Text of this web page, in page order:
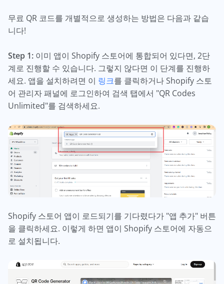
무료 QR 코드를 개별적으로 생성하는 방법은 다음과 같습
니다!
Step 1: 이미 앱이 Shopify 스토어에 통합되어 있다면, 2단
계로 진행할 수 있습니다. 그렇지 않다면 이 단계를 진행하
세요. 앱을 설치하려면 이 링크를 클릭하거나 Shopify 스토
어 관리자 패널에 로그인하여 검색 탭에서 "QR Codes
Unlimited"를 검색하세요.
Shopify 스토어 앱이 로드되기를 기다렸다가 "앱 추가" 버튼
을 클릭하세요. 이렇게 하면 앱이 Shopify 스토어에 자동으
로 설치됩니다.